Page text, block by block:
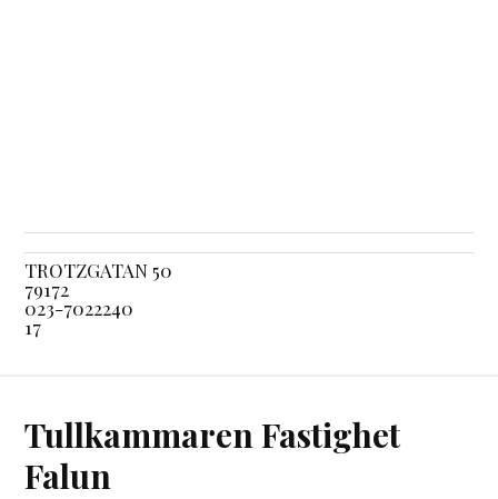
TROTZGATAN 50
79172
023-7022240
17
Tullkammaren Fastighet
Falun